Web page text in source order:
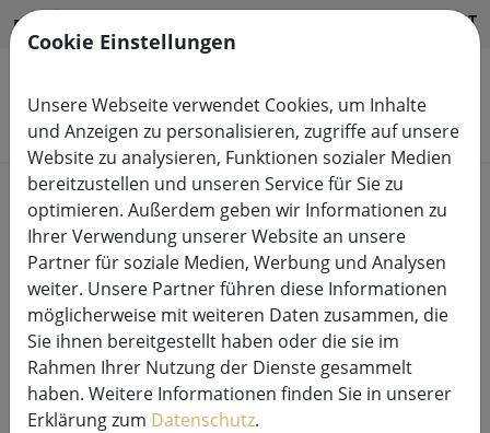
DE HILFE & SUPPORT
Produkte suchen
Kaemingk Lumineo Cluster
Lichterkette 288 LED klassisch
warm außen 2,6 m schwarz
Cookie Einstellungen
Unsere Webseite verwendet Cookies, um Inhalte
und Anzeigen zu personalisieren, zugriffe auf unsere
Website zu analysieren, Funktionen sozialer Medien
bereitzustellen und unseren Service für Sie zu
optimieren. Außerdem geben wir Informationen zu
Ihrer Verwendung unserer Website an unsere
Partner für soziale Medien, Werbung und Analysen
weiter. Unsere Partner führen diese Informationen
möglicherweise mit weiteren Daten zusammen, die
Sie ihnen bereitgestellt haben oder die sie im
Rahmen Ihrer Nutzung der Dienste gesammelt
haben. Weitere Informationen finden Sie in unserer
Erklärung zum Datenschutz.